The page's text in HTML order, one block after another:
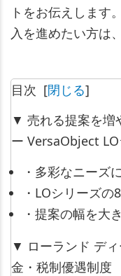
トをお伝えします
入を進めたい方は
目次 [閉じる]
▼ 売れる提案を増
ー VersaObject
・多彩なニーズ
・LOシリーズの
・提案の幅を大
▼ ローランド デ
金・税制優遇制度